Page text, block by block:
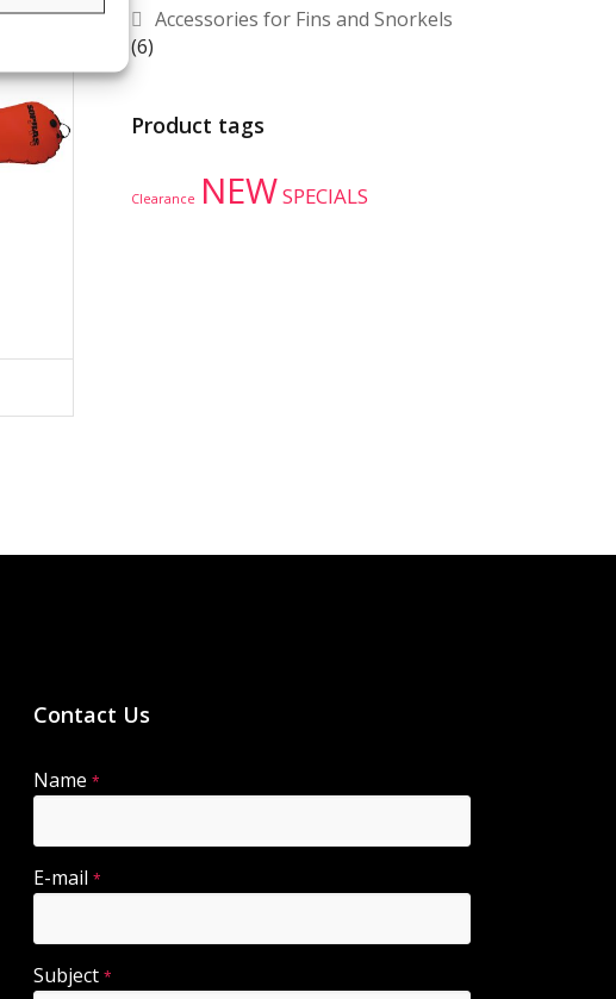
Accessories for Fins and Snorkels
(6)
Product tags
Clearance NEWSPECIALS
Contact Us
Name*
E-mail*
Subject*